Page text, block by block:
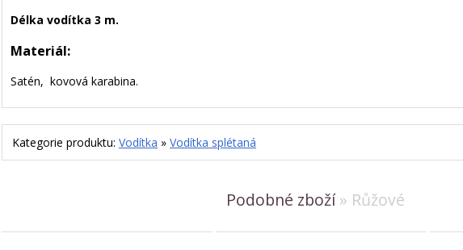
Délka vodítka 3 m.
Materiál:
Satén, kovová karabina.
Kategorie produktu: Vodítka » Vodítka splétaná
Podobné zboží» Růžové